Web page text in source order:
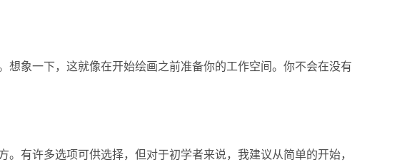
象一下，这就像在开始绘画之前准备你的工作空间。你不会在没有
有许多选项可供选择，但对于初学者来说，我建议从简单的开始，